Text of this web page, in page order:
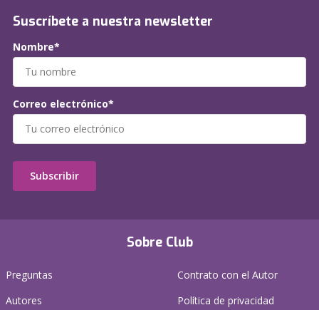
Sobre Club
Preguntas
Autores
Contrato con el Autor
Política de privacidad
Suscríbete a nuestra newsletter
Nombre*
Correo electrónico*
Subscribir